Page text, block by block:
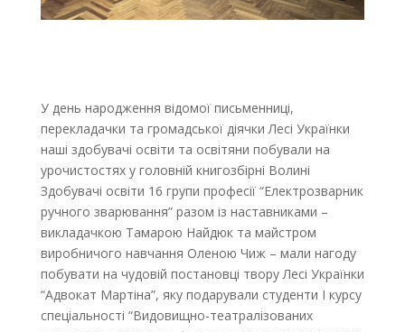
У день народження відомої письменниці,
перекладачки та громадської діячки Лесі Українки
наші здобувачі освіти та освітяни побували на
урочистостях у головній книгозбірні Волині
Здобувачі освіти 16 групи професії “Електрозварник
ручного зварювання” разом із наставниками –
викладачкою Тамарою Найдюк та майстром
виробничого навчання Оленою Чиж – мали нагоду
побувати на чудовій постановці твору Лесі Українки
“Адвокат Мартіна”, яку подарували студенти І курсу
спеціальності “Видовищно-театралізованих